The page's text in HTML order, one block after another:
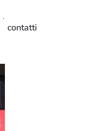
contatti